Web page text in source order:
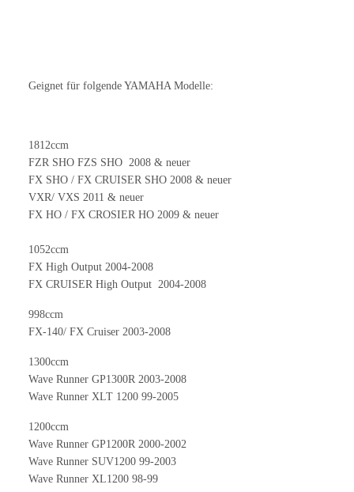
Geignet für folgende YAMAHA Modelle:
1812ccm
FZR SHO FZS SHO 2008 & neuer
FX SHO / FX CRUISER SHO 2008 & neuer
VXR/ VXS 2011 & neuer
FX HO / FX CROSIER HO 2009 & neuer
1052ccm
FX High Output 2004-2008
FX CRUISER High Output 2004-2008
998ccm
FX-140/ FX Cruiser 2003-2008
1300ccm
Wave Runner GP1300R 2003-2008
Wave Runner XLT 1200 99-2005
1200ccm
Wave Runner GP1200R 2000-2002
Wave Runner SUV1200 99-2003
Wave Runner XL1200 98-99